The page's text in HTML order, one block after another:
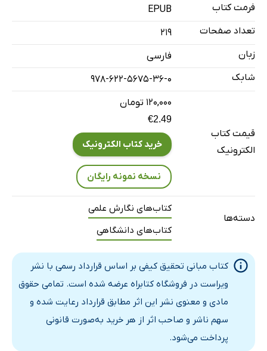
منابع
فرمت کتاب
EPUB
تعداد صفحات
219
زبان
فارسی
شابک
978-622-5675-36-0
قیمت کتاب
الکترونیک
۱۲۰,۰۰۰ تومان
€2.49
خرید کتاب الکترونیک
نسخه نمونه رایگان
دسته‌ها
کتاب‌های نگارش علمی
کتاب‌های دانشگاهی
کتاب مبانی تحقیق کیفی بر اساس قرارداد رسمی با نشر
ویراست در فروشگاه کتابراه عرضه شده است. تمامی حقوق
مادی و معنوی نشر این اثر مطابق قرارداد رعایت شده و
سهم ناشر و صاحب اثر از هر خرید به‌صورت قانونی
پرداخت می‌شود.